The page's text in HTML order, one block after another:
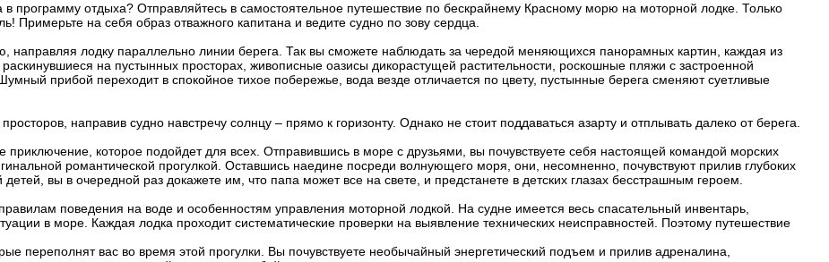
в программу отдыха? Отправляйтесь в самостоятельное путешествие по бескрайнему Красному морю на моторной лодке. Только
Примерьте на себя образ отважного капитана и ведите судно по зову сердца.
направляя лодку параллельно линии берега. Так вы сможете наблюдать за чередой меняющихся панорамных картин, каждая из
на пустынных просторах, живописные оазисы дикорастущей растительности, роскошные пляжи с застроенной
прибой переходит в спокойное тихое побережье, вода везде отличается по цвету, пустынные берега сменяют суетливые
направив судно навстречу солнцу – прямо к горизонту. Однако не стоит поддаваться азарту и отплывать далеко от берега.
которое подойдет для всех. Отправившись в море с друзьями, вы почувствуете себя настоящей командой морских
романтической прогулкой. Оставшись наедине посреди волнующего моря, они, несомненно, почувствуют прилив глубоких
вы в очередной раз докажете им, что папа может все на свете, и предстанете в детских глазах бесстрашным героем.
поведения на воде и особенностям управления моторной лодкой. На судне имеется весь спасательный инвентарь,
в море. Каждая лодка проходит систематические проверки на выявление технических неисправностей. Поэтому путешествие
переполнят вас во время этой прогулки. Вы почувствуете необычайный энергетический подъем и прилив адреналина,